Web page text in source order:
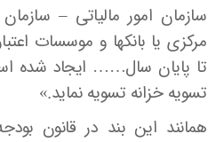
سازمان امور مالیاتی –
مرکزی یا بانکها و موسسات
تا پایان سال…… ایجاد شده
تسویه خزانه تسویه نماید.»
همانند این بند در قانون